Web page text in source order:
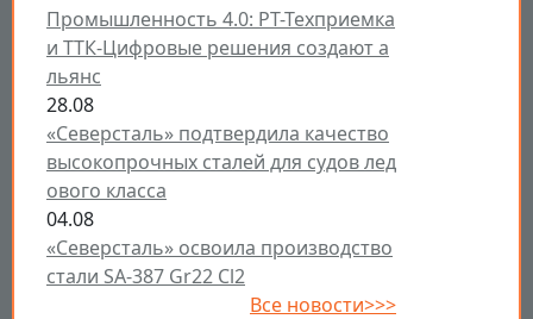
Промышленность 4.0: РТ-Техприемка
и ТТК-Цифровые решения создают а
льянс
28.08
«Северсталь» подтвердила качество
высокопрочных сталей для судов лед
ового класса
04.08
«Северсталь» освоила производство
стали SA-387 Gr22 Cl2
Все новости>>>